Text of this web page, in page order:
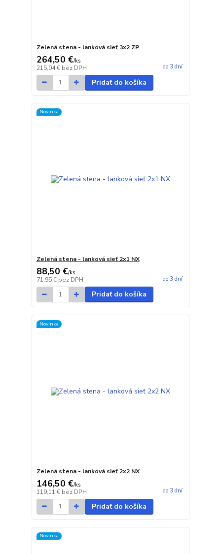
Zelená stena - lanková sieť 3x2 ZP
264,50 €/ks
215,04 € bez DPH do 3 dní
Pridať do košíka
Novinka
Zelená stena - lanková sieť 2x1 NX
88,50 €/ks
71,95 € bez DPH do 3 dní
Pridať do košíka
Novinka
Zelená stena - lanková sieť 2x2 NX
146,50 €/ks
119,11 € bez DPH do 3 dní
Pridať do košíka
Novinka